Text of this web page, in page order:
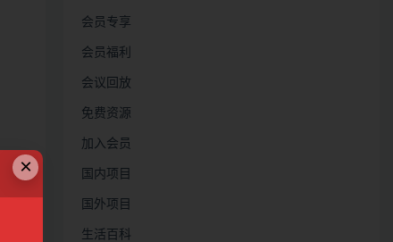
会员专享
会员福利
会议回放
免费资源
加入会员
国内项目
国外项目
生活百科
×